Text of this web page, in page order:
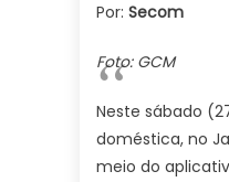
Por: Secom
Foto: GCM
Neste sábado
doméstica, no
meio do